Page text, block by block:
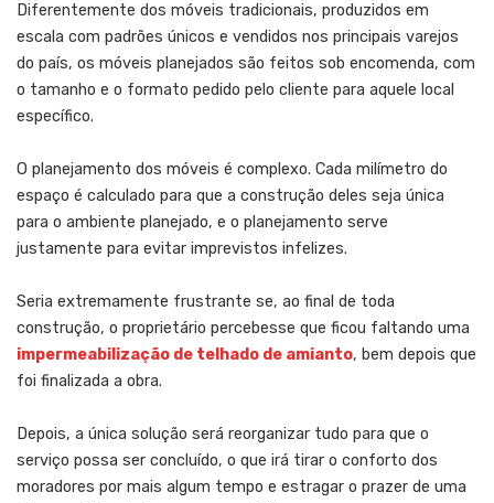
Diferentemente dos móveis tradicionais, produzidos em
escala com padrões únicos e vendidos nos principais varejos
do país, os móveis planejados são feitos sob encomenda, com
o tamanho e o formato pedido pelo cliente para aquele local
específico.
O planejamento dos móveis é complexo. Cada milímetro do
espaço é calculado para que a construção deles seja única
para o ambiente planejado, e o planejamento serve
justamente para evitar imprevistos infelizes.
Seria extremamente frustrante se, ao final de toda
construção, o proprietário percebesse que ficou faltando uma
impermeabilização de telhado de amianto, bem depois que
foi finalizada a obra.
Depois, a única solução será reorganizar tudo para que o
serviço possa ser concluído, o que irá tirar o conforto dos
moradores por mais algum tempo e estragar o prazer de uma